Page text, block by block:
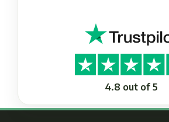
4.8 out of 5